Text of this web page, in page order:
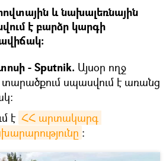
և նախալեռնային
է բարձր կարգի
- Sputnik. Այսօր ողջ
սպասվում է առանց
է ՀՀ արտակարգ
։